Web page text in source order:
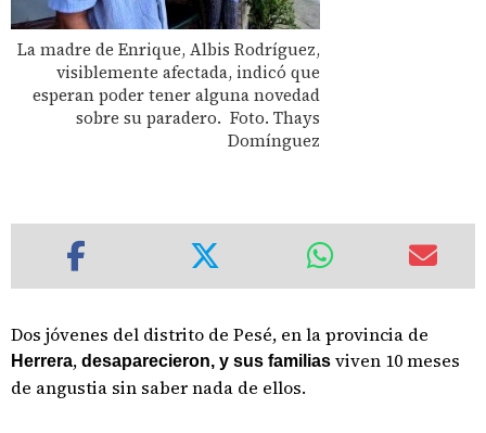
La madre de Enrique, Albis Rodríguez,
visiblemente afectada, indicó que
esperan poder tener alguna novedad
sobre su paradero. Foto. Thays
Domínguez
Dos jóvenes del distrito de Pesé, en la provincia de
Herrera, desaparecieron, y sus familias viven 10 meses
de angustia sin saber nada de ellos.